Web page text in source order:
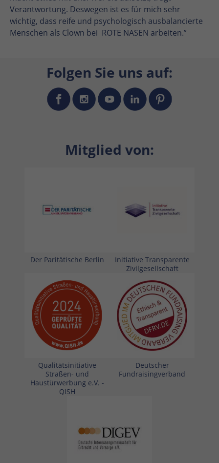
Verantwortung. Deswegen ist es für mich sehr
wichtig, dass reife und psychologisch ausbalancierte
Menschen als Clown bei ROTE NASEN arbeiten.”
Folgen Sie uns auf:
Mitglied von:
Der Paritätische Berlin
Initiative Transparente
Zivilgesellschaft
Qualitätsinitiative
Straßen- und
Haustürwerbung e.V. -
QISH
Deutscher
Fundraisingverband